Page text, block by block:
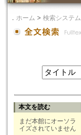
． ホーム > 検索システム
本文を読む
まだ本館にオーソラ
イズされていません